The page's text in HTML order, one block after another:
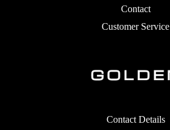
Contact Details
Contact
Customer Service